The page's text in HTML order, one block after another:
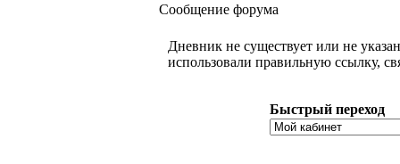
Сообщение форума
Дневник не существует или не
использовали правильную ссылку,
Быстрый переход